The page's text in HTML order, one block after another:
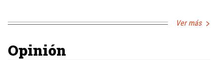
Ver más
Opinión